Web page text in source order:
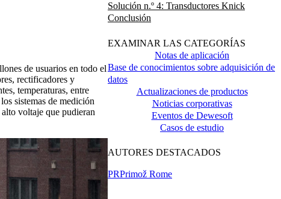
Solución n.º 4: Transductores Knick
Conclusión
EXAMINAR LAS CATEGORÍAS
Notas de aplicación
Base de conocimientos sobre adquisición de
datos
Actualizaciones de productos
Noticias corporativas
Eventos de Dewesoft
Casos de estudio
AUTORES DESTACADOS
PRPrimož Rome
de usuarios en todo el
rectificadores y
temperaturas, entre
sistemas de medición
voltaje que pudieran